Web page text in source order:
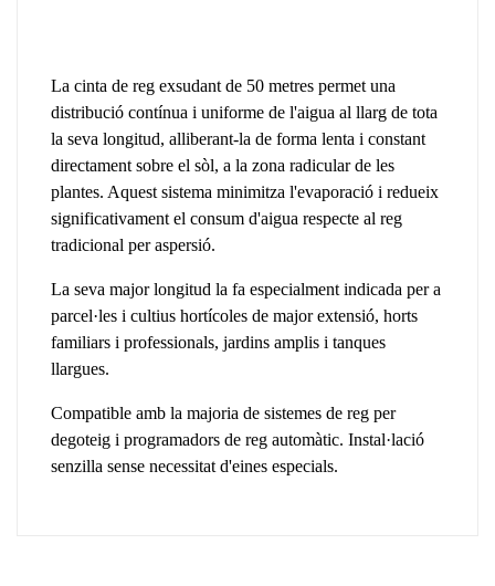
La cinta de reg exsudant de 50 metres permet una
distribució contínua i uniforme de l'aigua al llarg de tota
la seva longitud, alliberant-la de forma lenta i constant
directament sobre el sòl, a la zona radicular de les
plantes. Aquest sistema minimitza l'evaporació i redueix
significativament el consum d'aigua respecte al reg
tradicional per aspersió.
La seva major longitud la fa especialment indicada per a
parcel·les i cultius hortícoles de major extensió, horts
familiars i professionals, jardins amplis i tanques
llargues.
Compatible amb la majoria de sistemes de reg per
degoteig i programadors de reg automàtic. Instal·lació
senzilla sense necessitat d'eines especials.